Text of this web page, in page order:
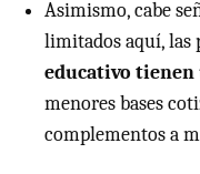
Asimismo, cabe
limitados aquí, las
educativo tienen
menores bases
complementos a